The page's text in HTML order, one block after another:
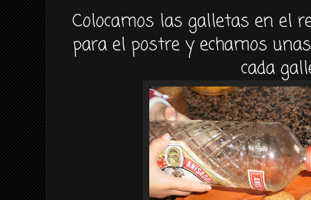
Colocamos las galletas en el
para el postre y echamos
cada